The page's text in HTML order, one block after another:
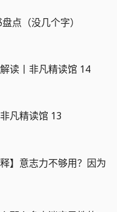
点（没几个字）
读丨非凡精读馆 14
凡精读馆 13
】意志力不够用？因为